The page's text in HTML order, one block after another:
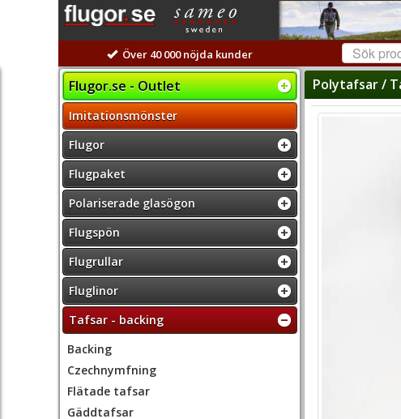
Över 40 000 nöjda kunder
Flugor.se - Outlet
Imitationsmönster
Flugor
Flugpaket
Polariserade glasögon
Flugspön
Flugrullar
Fluglinor
Tafsar - backing
Backing
Czechnymfning
Flätade tafsar
Gäddtafsar
Polytafsar /